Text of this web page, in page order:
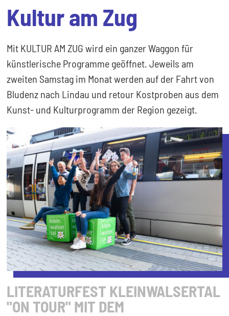
Kultur am Zug
Mit KULTUR AM ZUG wird ein ganzer Waggon für
künstlerische Programme geöffnet. Jeweils am
zweiten Samstag im Monat werden auf der Fahrt von
Bludenz nach Lindau und retour Kostproben aus dem
Kunst- und Kulturprogramm der Region gezeigt.
LITERATURFEST KLEINWALSERTAL
"ON TOUR" MIT DEM